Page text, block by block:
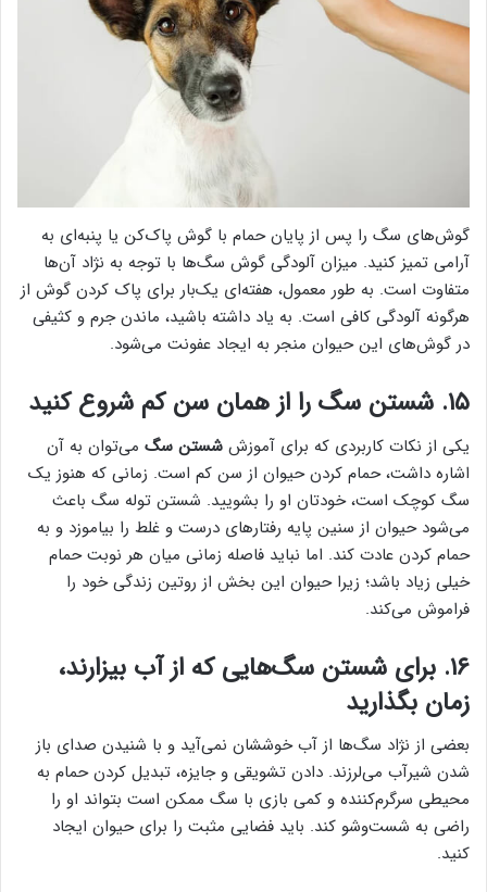
گوش‌های سگ را پس از پایان حمام با گوش پاک‌کن یا پنبه‌ای به
آرامی تمیز کنید. میزان آلودگی گوش سگ‌ها با توجه به نژاد آن‌ها
متفاوت است. به طور معمول، هفته‌ای یک‌بار برای پاک کردن گوش از
هرگونه آلودگی کافی است. به یاد داشته باشید، ماندن جرم و کثیفی
در گوش‌های این حیوان منجر به ایجاد عفونت می‌شود.
۱۵. شستن سگ را از همان سن کم شروع کنید
یکی از نکات کاربردی که برای آموزش شستن سگ می‌توان به آن
اشاره داشت، حمام کردن حیوان از سن کم است. زمانی که هنوز یک
سگ کوچک است، خودتان او را بشویید. شستن توله سگ باعث
می‌شود حیوان از سنین پایه رفتارهای درست و غلط را بیاموزد و به
حمام کردن عادت کند. اما نباید فاصله زمانی میان هر نوبت حمام
خیلی زیاد باشد؛ زیرا حیوان این بخش از روتین زندگی خود را
فراموش می‌کند.
۱۶. برای شستن سگ‌هایی که از آب بیزارند،
زمان بگذارید
بعضی از نژاد سگ‌ها از آب خوششان نمی‌آید و با شنیدن صدای باز
شدن شیرآب می‌لرزند. دادن تشویقی و جایزه، تبدیل کردن حمام به
محیطی سرگرم‌کننده و کمی بازی با سگ ممکن است بتواند او را
راضی به شست‌وشو کند. باید فضایی مثبت را برای حیوان ایجاد
کنید.